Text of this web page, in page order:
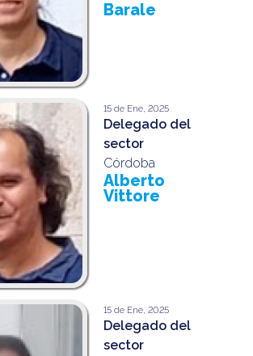
Barale
15 de Ene, 2025
Delegado del
sector
Córdoba
Alberto
Vittore
15 de Ene, 2025
Delegado del
sector